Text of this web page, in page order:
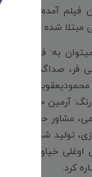
فیلم آمده است:
شده تلاش می
به: فیلمنامه
فر، صداگذار:
رنگ: آرمین حجازی،
مشاور حقوقی: کریم
تولید شده: در
اوغلی خیاوی،
کرد.